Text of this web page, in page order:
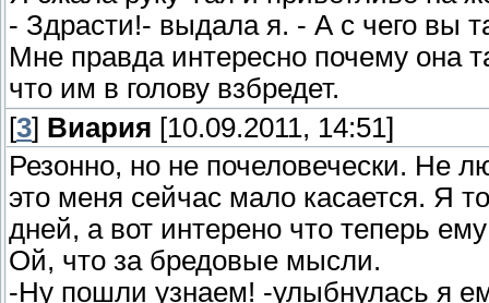
- Здрасти!- выдала я. - А с чего вы
Мне правда интересно почему она
что им в голову взбредет.
[3] Виария [10.09.2011, 14:51]
Резонно, но не почеловечески. Не
это меня сейчас мало касается. Я
дней, а вот интерено что теперь
Ой, что за бредовые мысли.
-Ну пошли узнаем! -улыбнулась я